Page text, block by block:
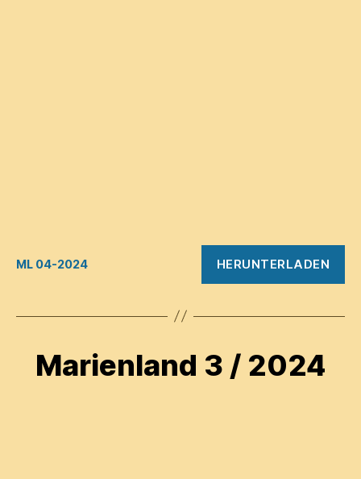
ML 04-2024 HERUNTERLADEN
Marienland 3 / 2024